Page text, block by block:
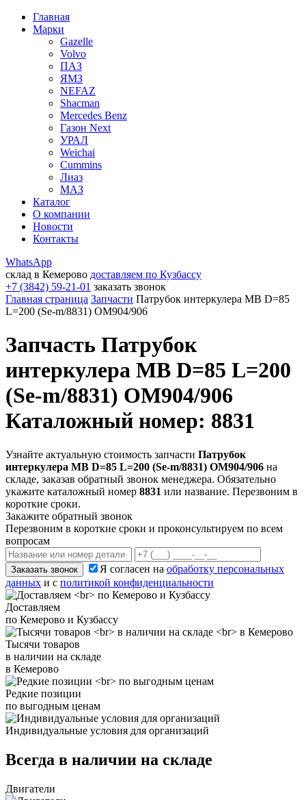
Главная
Марки
Gazelle
Volvo
ПАЗ
ЯМЗ
NEFAZ
Shacman
Mercedes Benz
Газон Next
УРАЛ
Weichai
Cummins
Лиаз
МАЗ
Каталог
О компании
Новости
Контакты
WhatsApp
склад в Кемерово доставляем по Кузбассу
+7 (3842) 59-21-01 заказать звонок
Главная страница Запчасти Патрубок интеркулера MB D=85
L=200 (Se-m/8831) OM904/906
Запчасть Патрубок
интеркулера MB D=85 L=200
(Se-m/8831) OM904/906
Каталожный номер: 8831
Узнайте актуальную стоимость запчасти Патрубок
интеркулера MB D=85 L=200 (Se-m/8831) OM904/906 на
складе, заказав обратный звонок менеджера. Обязательно
укажите каталожный номер 8831 или название. Перезвоним в
короткие сроки.
Закажите обратный звонок
Перезвоним в короткие сроки и проконсультируем по всем
вопросам
Заказать звонок Я согласен на обработку персональных
данных и с политикой конфиденциальности
Доставляем
по Кемерово и Кузбассу
Тысячи товаров
в наличии на складе
в Кемерово
Редкие позиции
по выгодным ценам
Индивидуальные условия для организаций
Всегда в наличии на складе
Двигатели